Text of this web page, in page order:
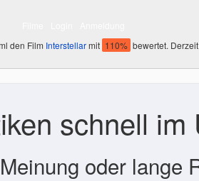
den Film Interstellarmit 110% bewertet.
schnell im
oder lange